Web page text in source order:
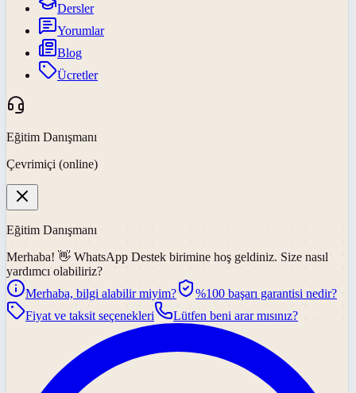
Dersler
Yorumlar
Blog
Ücretler
Eğitim Danışmanı
Çevrimiçi (online)
Eğitim Danışmanı
Merhaba! 👋 WhatsApp Destek birimine hoş geldiniz. Size nasıl
yardımcı olabiliriz?
Merhaba, bilgi alabilir miyim?
%100 başarı garantisi nedir?
Fiyat ve taksit seçenekleri
Lütfen beni arar mısınız?